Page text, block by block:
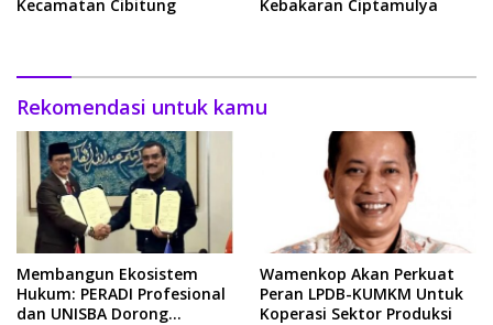
Kecamatan Cibitung
Kebakaran Ciptamulya
Rekomendasi untuk kamu
Membangun Ekosistem
Hukum: PERADI Profesional
dan UNISBA Dorong
Wamenkop Akan Perkuat
Peran LPDB-KUMKM Untuk
Koperasi Sektor Produksi